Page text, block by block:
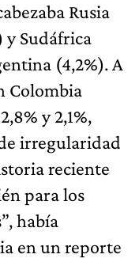
Rusia
y Sudáfrica
(4,2%). A
Colombia
y 2,1%,
irregularidad
reciente
para los
había
en un reporte